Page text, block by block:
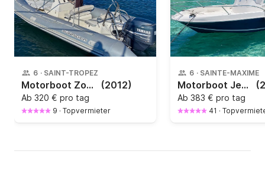
6 · SAINT-TROPEZ
Motorboot Zodiac Sunrider 115PS (2012)
Ab 320 € pro tag
9 · Topvermieter
6 · SAINTE-MAXIME
Motorboot Jeanneau Cap Camarat 545 100PS
Ab 383 € pro tag
41 ·